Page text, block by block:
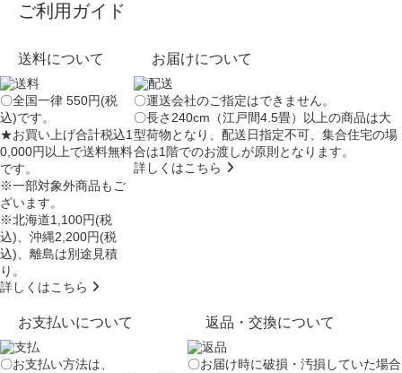
ご利用ガイド
送料について
〇全国一律 550円(税
込)です。
★お買い上げ合計税込1
0,000円以上で送料無料
です。
※一部対象外商品もご
ざいます。
※北海道1,100円(税
込)、沖縄2,200円(税
込)、離島は別途見積
り。
詳しくはこちら
お届けについて
〇運送会社のご指定はできません。
〇長さ240cm（江戸間4.5畳）以上の商品は大
型荷物となり、配送日指定不可、集合住宅の場
合は1階でのお渡しが原則となります。
詳しくはこちら
お支払いについて
〇お支払い方法は、
返品・交換について
〇お届け時に破損・汚損していた場合